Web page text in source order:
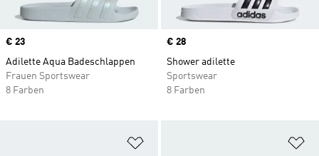
Price
€ 23
Adilette Aqua Badeschlappen
Frauen Sportswear
8 Farben
Price
€ 28
Shower adilette
Sportswear
8 Farben